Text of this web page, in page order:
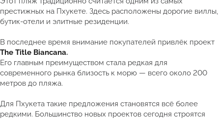
престижных на Пхукете. Здесь расположены дорогие виллы,
бутик-отели и элитные резиденции.
В последнее время внимание покупателей привлёк проект
The Title Biancana.
Его главным преимуществом стала редкая для
современного рынка близость к морю — всего около 200
метров до пляжа.
Для Пхукета такие предложения становятся всё более
редкими. Большинство новых проектов сегодня строятся